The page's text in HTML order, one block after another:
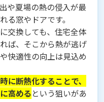
や夏場の熱の侵入が最
る窓やドアです。
交換しても、住宅全体
ば、そこから熱が逃げ
快適性の向上は見込め
に断熱化することで、
高める という狙いがあ